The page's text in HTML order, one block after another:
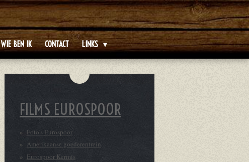
WIE BEN IK CONTACT LINKS
FILMS EUROSPOOR
Foto's Eurospoor
Amerikaanse goederentrein
Eurospoor Kermis